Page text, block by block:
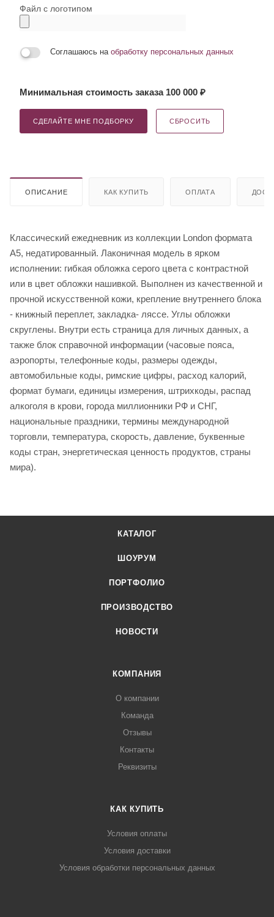
Файл с логотипом
Соглашаюсь на обработку персональных данных
Минимальная стоимость заказа 100 000 ₽
СДЕЛАЙТЕ МНЕ ПОДБОРКУ СБРОСИТЬ
ОПИСАНИЕ КАК КУПИТЬ ОПЛАТА
Классический ежедневник из коллекции London формата
А5, недатированный. Лаконичная модель в ярком
исполнении: гибкая обложка серого цвета с контрастной
или в цвет обложки нашивкой. Выполнен из качественной и
прочной искусственной кожи, крепление внутреннего блока
- книжный переплет, закладка- ляссе. Углы обложки
скруглены. Внутри есть страница для личных данных, а
также блок справочной информации (часовые пояса,
аэропорты, телефонные коды, размеры одежды,
автомобильные коды, римские цифры, расход калорий,
формат бумаги, единицы измерения, штрихкоды, распад
алкоголя в крови, города миллионники РФ и СНГ,
национальные праздники, термины международной
торговли, температура, скорость, давление, буквенные
коды стран, энергетическая ценность продуктов, страны
мира).
КАТАЛОГ
ШОУРУМ
ПОРТФОЛИО
ПРОИЗВОДСТВО
НОВОСТИ
КОМПАНИЯ
О компании
Команда
Отзывы
Контакты
Реквизиты
КАК КУПИТЬ
Условия оплаты
Условия доставки
Условия обработки персональных данных